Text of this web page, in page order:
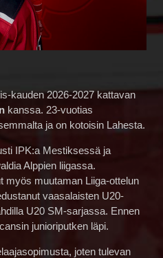
kauden 2026-2027 kattavan
kanssa. 23-vuotias
ja on kotoisin Lahesta.
IPK:a Mestiksessä ja
Alppien liigassa.
myös muutaman Liiga-ottelun
vaasalaisten U20-
U20 SM-sarjassa. Ennen
junioriputken läpi.
joten tulevan